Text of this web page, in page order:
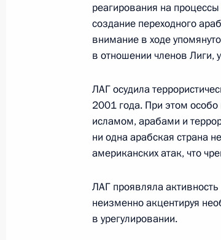
Владимиром Машковым
5 августа 2026 года, 19:00
События и поездки
Администрация
реагирования на
создание переходного
внимание в ходе
в отношении членов Лиги,
ЛАГ осудила
2001 года. При этом
исламом, арабами и
ни одна арабская страна
американских атак, что
ЛАГ проявляла
неизменно акцентируя
в урегулировании.